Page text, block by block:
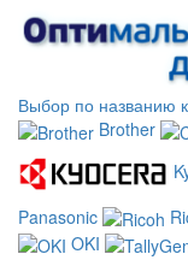
Выбор по названию
Brother
Panasonic
OKI